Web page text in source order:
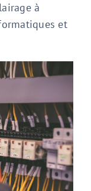
à
et